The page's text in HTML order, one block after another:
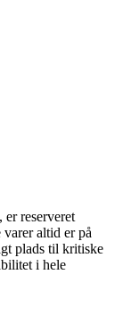
er reserveret
altid er på
plads til kritiske
i hele